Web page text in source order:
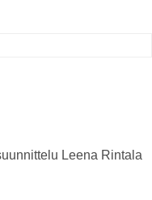
Leena Rintala